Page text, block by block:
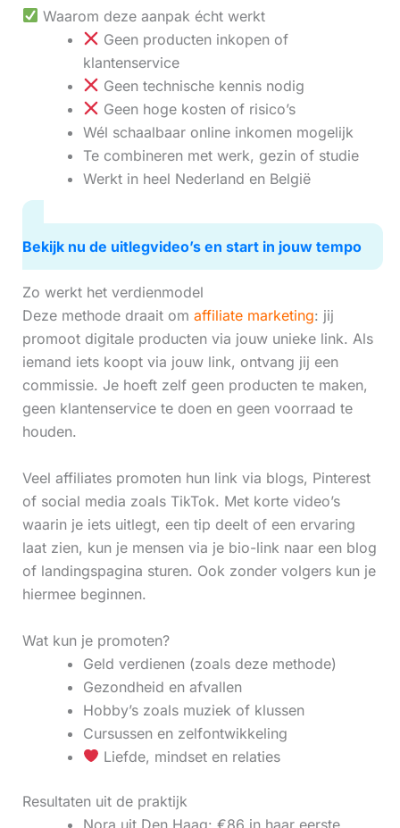
Waarom deze aanpak écht werkt
Geen producten inkopen of
klantenservice
Geen technische kennis nodig
Geen hoge kosten of risico’s
Wél schaalbaar online inkomen mogelijk
Te combineren met werk, gezin of studie
Werkt in heel Nederland en België
Bekijk nu de uitlegvideo’s en start in jouw tempo
Zo werkt het verdienmodel
Deze methode draait om affiliate marketing: jij
promoot digitale producten via jouw unieke link. Als
iemand iets koopt via jouw link, ontvang jij een
commissie. Je hoeft zelf geen producten te maken,
geen klantenservice te doen en geen voorraad te
houden.
Veel affiliates promoten hun link via blogs, Pinterest
of social media zoals TikTok. Met korte video’s
waarin je iets uitlegt, een tip deelt of een ervaring
laat zien, kun je mensen via je bio-link naar een blog
of landingspagina sturen. Ook zonder volgers kun je
hiermee beginnen.
Wat kun je promoten?
Geld verdienen (zoals deze methode)
Gezondheid en afvallen
Hobby’s zoals muziek of klussen
Cursussen en zelfontwikkeling
Liefde, mindset en relaties
Resultaten uit de praktijk
Nora uit Den Haag: €86 in haar eerste